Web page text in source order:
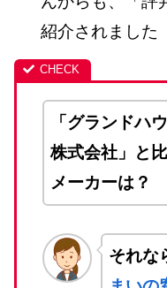
紹介されました
「グランドハ
株式会社」と
メーカーは？
それな